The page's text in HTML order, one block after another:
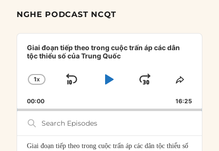
NGHE PODCAST NCQT
Audio
Player
Giai đoạn tiếp theo trong cuộc trấn áp các dân
tộc thiểu số của Trung Quốc
CHANGE
RATE
1X
SKIP
PLAYJUMP
FORWARD
SHARE
00:00 16:25
Search
Episodes
Giai đoạn tiếp theo trong cuộc trấn áp các dân tộc thiểu số